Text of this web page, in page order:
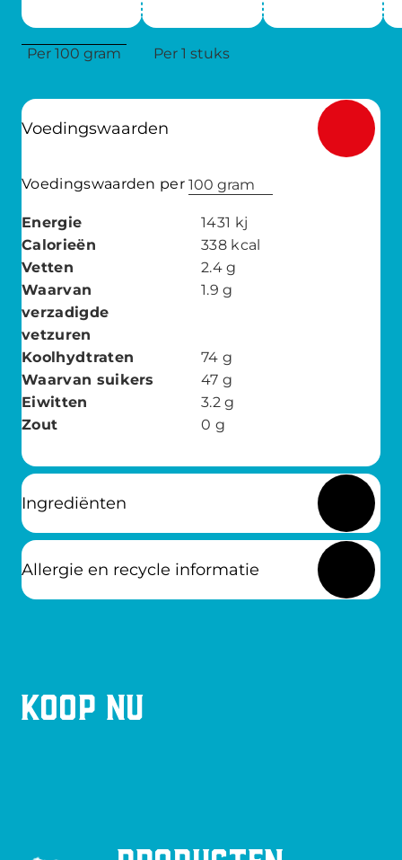
Per 100 gram Per 1 stuks
Voedingswaarden
Voedingswaarden per 100 gram
Energie 1431 kj
Calorieën
338 kcal
Vetten
2.4 g
Waarvan
verzadigde
vetzuren
1.9 g
Koolhydtraten 74 g
Waarvan suikers
47 g
Eiwitten
3.2 g
Zout
0 g
Ingrediënten
Allergie en recycle informatie
Koop nu